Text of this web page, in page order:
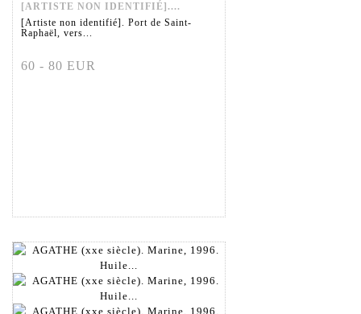
[ARTISTE NON IDENTIFIÉ]....
[Artiste non identifié]. Port de Saint-
Raphaël, vers...
60 - 80 EUR